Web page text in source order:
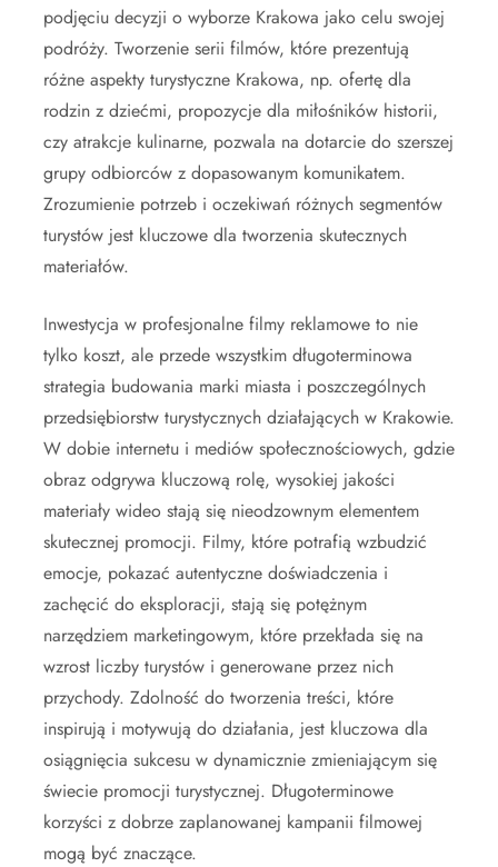
podjęciu decyzji o wyborze Krakowa jako celu swojej
podróży. Tworzenie serii filmów, które prezentują
różne aspekty turystyczne Krakowa, np. ofertę dla
rodzin z dziećmi, propozycje dla miłośników historii,
czy atrakcje kulinarne, pozwala na dotarcie do szerszej
grupy odbiorców z dopasowanym komunikatem.
Zrozumienie potrzeb i oczekiwań różnych segmentów
turystów jest kluczowe dla tworzenia skutecznych
materiałów.
Inwestycja w profesjonalne filmy reklamowe to nie
tylko koszt, ale przede wszystkim długoterminowa
strategia budowania marki miasta i poszczególnych
przedsiębiorstw turystycznych działających w Krakowie.
W dobie internetu i mediów społecznościowych, gdzie
obraz odgrywa kluczową rolę, wysokiej jakości
materiały wideo stają się nieodzownym elementem
skutecznej promocji. Filmy, które potrafią wzbudzić
emocje, pokazać autentyczne doświadczenia i
zachęcić do eksploracji, stają się potężnym
narzędziem marketingowym, które przekłada się na
wzrost liczby turystów i generowane przez nich
przychody. Zdolność do tworzenia treści, które
inspirują i motywują do działania, jest kluczowa dla
osiągnięcia sukcesu w dynamicznie zmieniającym się
świecie promocji turystycznej. Długoterminowe
korzyści z dobrze zaplanowanej kampanii filmowej
mogą być znaczące.